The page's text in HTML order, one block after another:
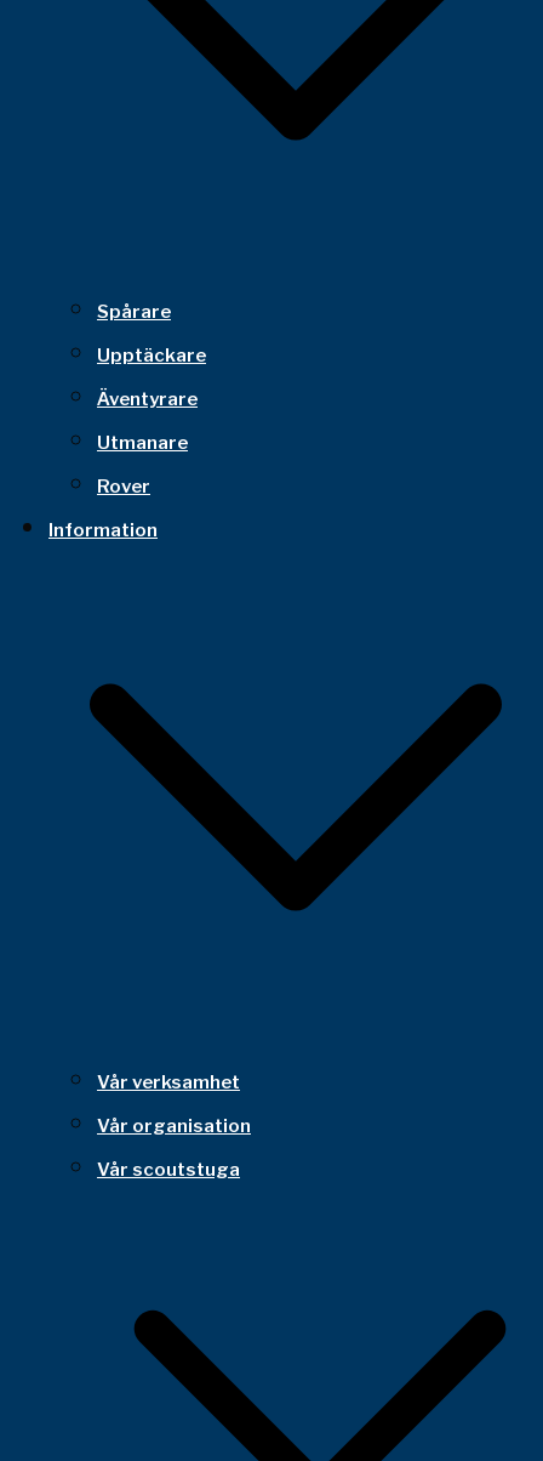
Spårare
Upptäckare
Äventyrare
Utmanare
Rover
Information
Vår verksamhet
Vår organisation
Vår scoutstuga